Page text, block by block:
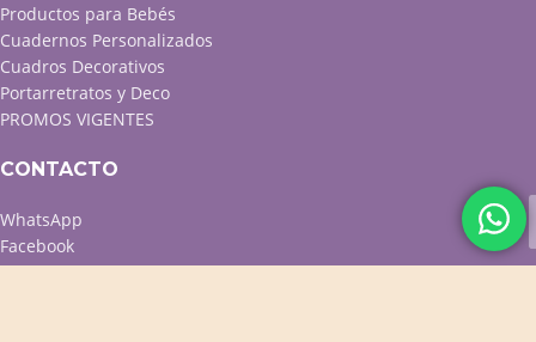
Productos para Bebés
Cuadernos Personalizados
Cuadros Decorativos
Portarretratos y Deco
PROMOS VIGENTES
CONTACTO
WhatsApp
Facebook
Instagram